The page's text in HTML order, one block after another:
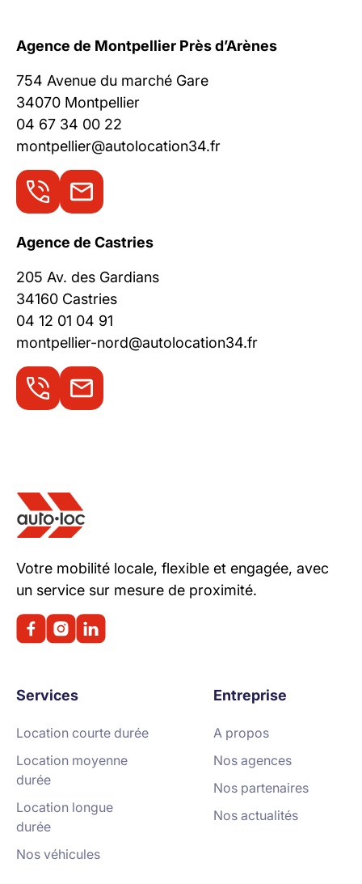
Agence de Montpellier Près d’Arènes
754 Avenue du marché Gare
34070 Montpellier
04 67 34 00 22
montpellier@autolocation34.fr
Agence de Castries
205 Av. des Gardians
34160 Castries
04 12 01 04 91
montpellier-nord@autolocation34.fr
Votre mobilité locale, flexible et engagée, avec
un service sur mesure de proximité.
Services
Location courte durée
Location moyenne
durée
Location longue
durée
Nos véhicules
Entreprise
A propos
Nos agences
Nos partenaires
Nos actualités